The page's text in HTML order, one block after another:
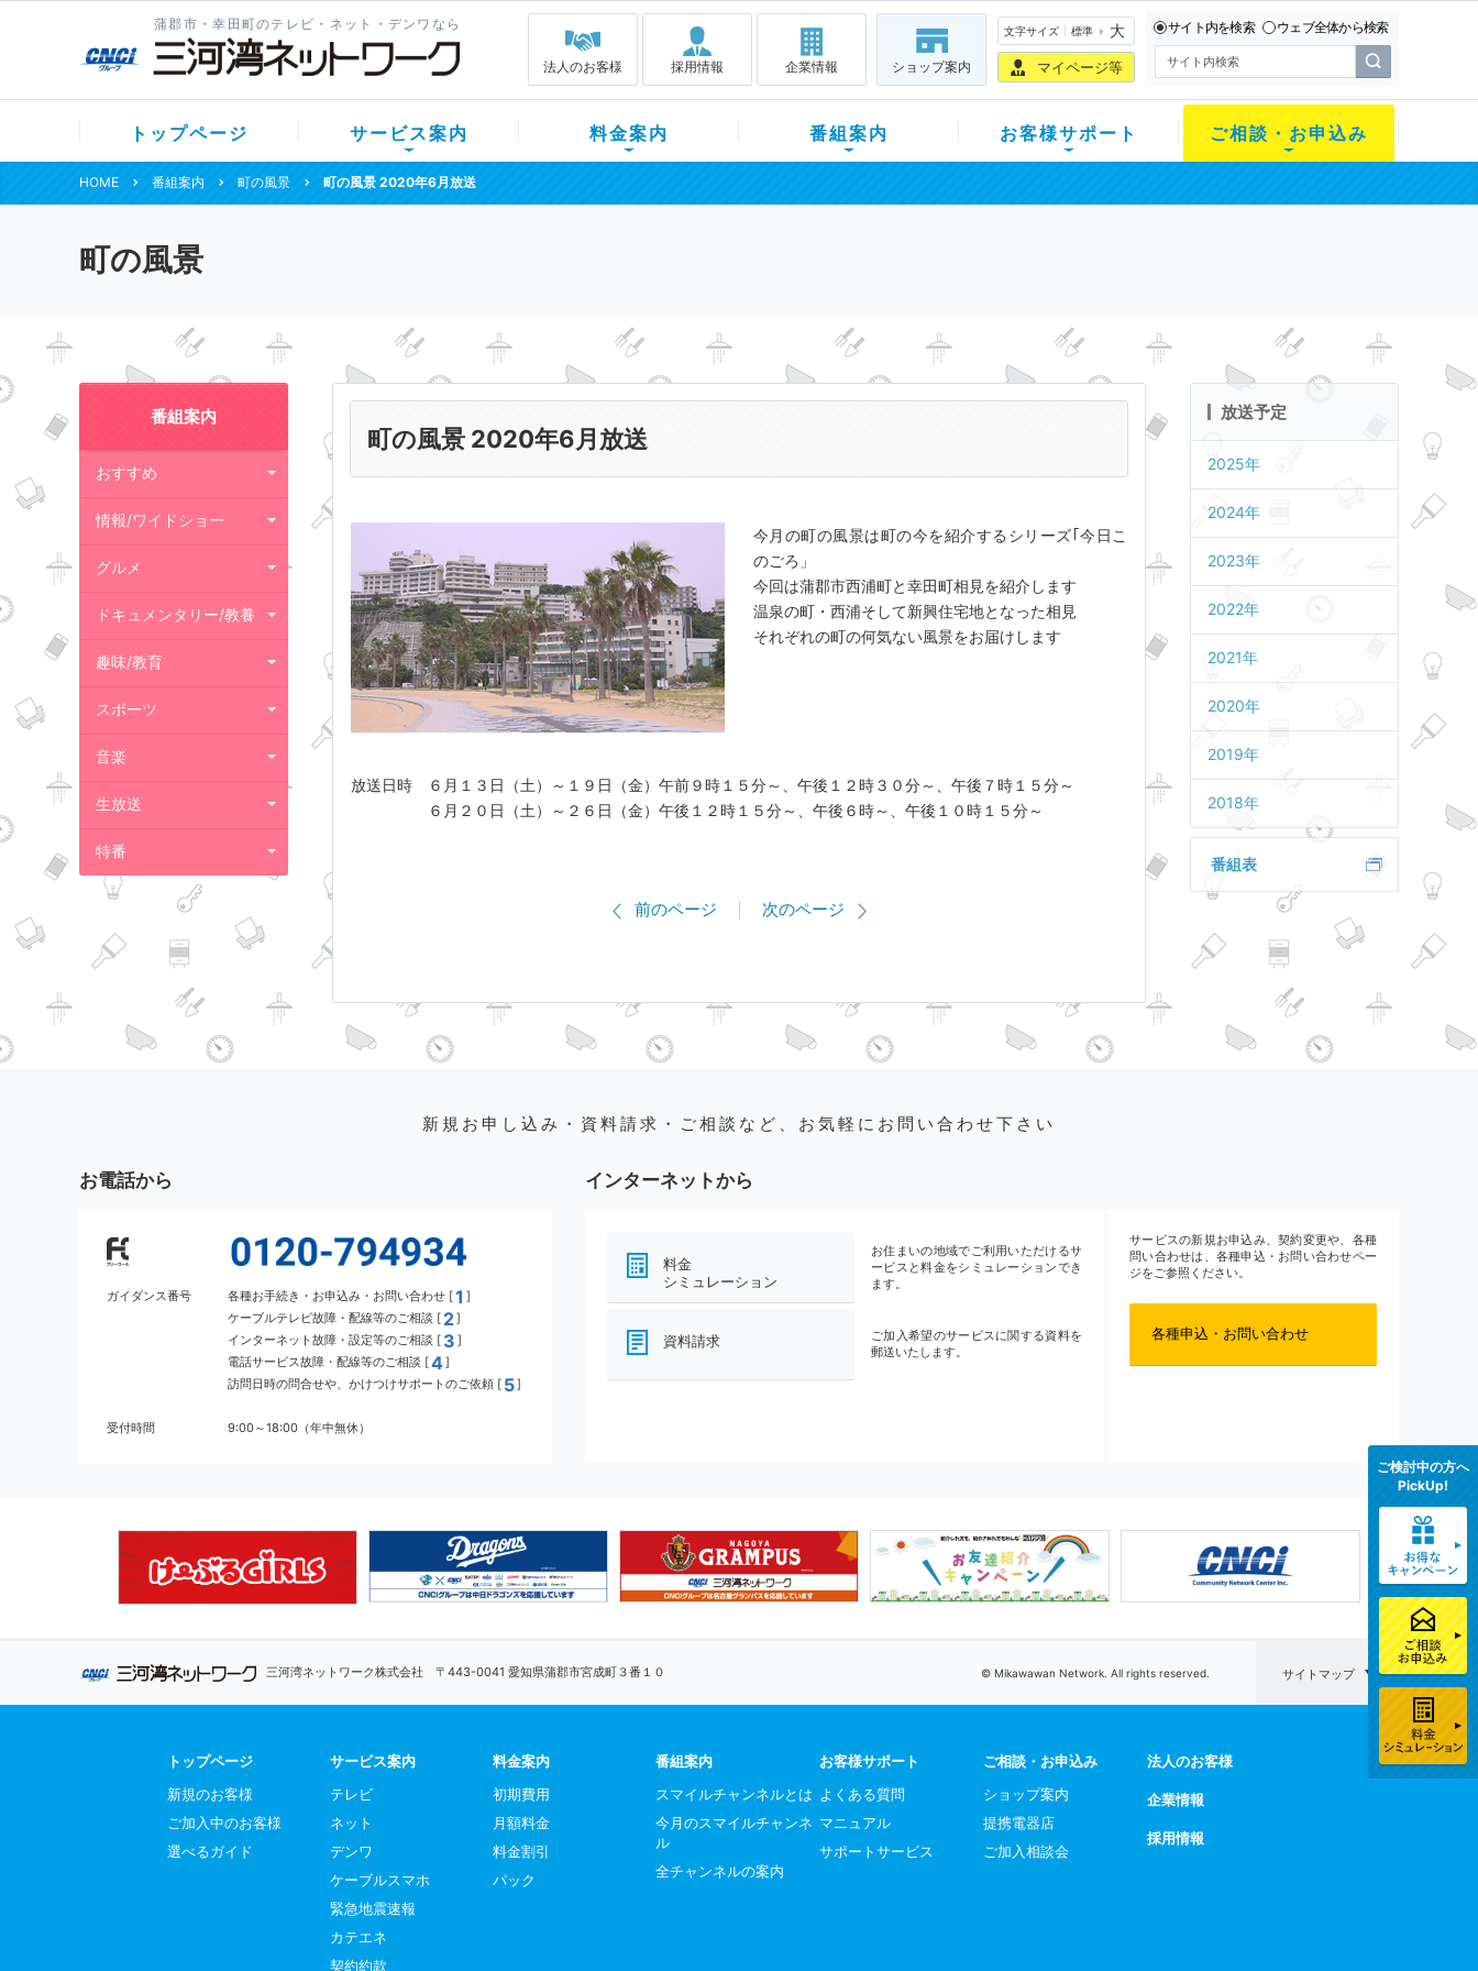
蒲郡市・幸田町のテレビ・ネット・デンワなら
法人のお客様 採用情報 企業情報 ショップ案内
文字サイズ 標準 大
マイページ等
サイト内を検索 ウェブ全体から検索
トップページ サービス案内 料金案内 番組案内 お客様サポート ご相談・お申込み
HOME 番組案内 町の風景 町の風景 2020年6月放送
町の風景
番組案内
おすすめ
情報/ワイドショー
グルメ
ドキュメンタリー/教養
趣味/教育
スポーツ
音楽
生放送
特番
町の風景 2020年6月放送
今月の町の風景は町の今を紹介するシリーズ｢今日こ
のごろ」
今回は蒲郡市西浦町と幸田町相見を紹介します
温泉の町・西浦そして新興住宅地となった相見
それぞれの町の何気ない風景をお届けします
放送日時 ６月１３日（土）～１９日（金）午前９時１５分～、午後１２時３０分～、午後７時１５分～
６月２０日（土）～２６日（金）午後１２時１５分～、午後６時～、午後１０時１５分～
前のページ 次のページ
放送予定
2025年
2024年
2023年
2022年
2021年
2020年
2019年
2018年
番組表
新規お申し込み・資料請求・ご相談など、お気軽にお問い合わせ下さい
お電話から
ガイダンス番号 各種お手続き・お申込み・お問い合わせ [1 ]
ケーブルテレビ故障・配線等のご相談 [ 2]
インターネット故障・設定等のご相談 [ 3 ]
電話サービス故障・配線等のご相談 [4]
訪問日時の問合せや、かけつけサポートのご依頼 [ 5]
受付時間 9:00～18:00（年中無休）
インターネットから
料金
シミュレーション
お住まいの地域でご利用いただけるサ
ービスと料金をシミュレーションでき
ます。
資料請求
ご加入希望のサービスに関する資料を
郵送いたします。
サービスの新規お申込み、契約変更や、各種
問い合わせは、各種申込・お問い合わせペー
ジをご参照ください。
各種申込・お問い合わせ
三河湾ネットワーク株式会社 〒443-0041 愛知県蒲郡市宮成町３番１０ © Mikawawan Network. All rights reserved. サイトマップ
トップページ
新規のお客様
ご加入中のお客様
選べるガイド
サービス案内
テレビ
ネット
デンワ
ケーブルスマホ
緊急地震速報
カテエネ
契約約款
料金案内
初期費用
月額料金
料金割引
パック
番組案内
スマイルチャンネルとは
今月のスマイルチャンネ
ル
全チャンネルの案内
お客様サポート
よくある質問
マニュアル
サポートサービス
ご相談・お申込み
ショップ案内
提携電器店
ご加入相談会
法人のお客様
企業情報
採用情報
ご検討中の方へ
PickUp!